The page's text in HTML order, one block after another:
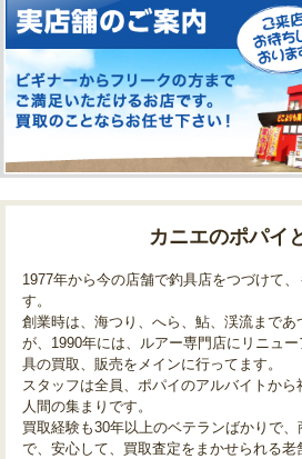
カニエのポパイ
1977年から今の店舗で釣具店をつづけて
す。
創業時は、海つり、へら、鮎、渓流まであ
が、1990年には、ルアー専門店にリニュ
具の買取、販売をメインに行ってます。
スタッフは全員、ポパイのアルバイトから
人間の集まりです。
買取経験も30年以上のベテランばかりで
で、安心して、買取査定をまかせられる